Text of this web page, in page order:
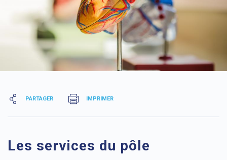
PARTAGER IMPRIMER
Les services du pôle